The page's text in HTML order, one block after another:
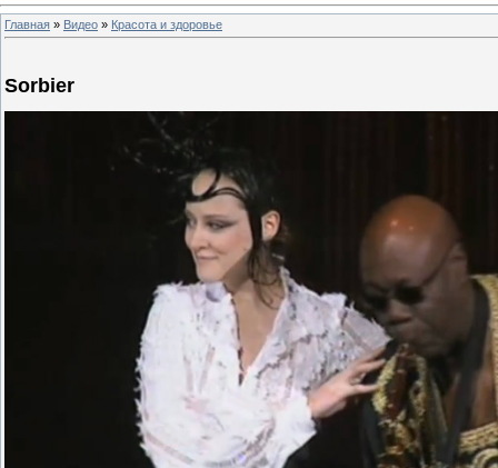
Главная » Видео » Красота и здоровье
Sorbier